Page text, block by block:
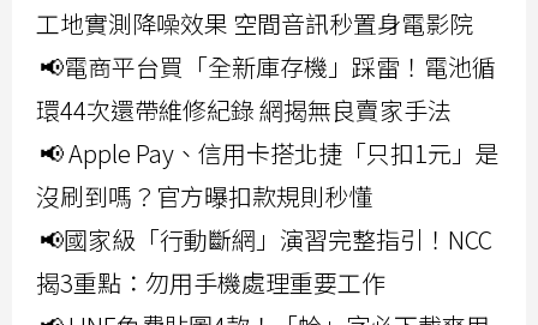
工地實測降噪效果 空間音訊秒置身電影院
📢電商平台買「全新庫存機」踩雷！電池循
環44次還帶維修紀錄 網揭無良賣家手法
📢 Apple Pay、信用卡搭北捷「只扣1元」是
沒刷到嗎？官方曝扣款規則秒懂
📢國家級「行動斷網」演習完整指引！NCC
揭3重點：勿用手機處理重要工作